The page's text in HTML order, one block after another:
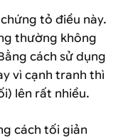
tỏ điều này.
thường không
cách sử dụng
vì cạnh tranh thì
lên rất nhiều.
cách tối giản